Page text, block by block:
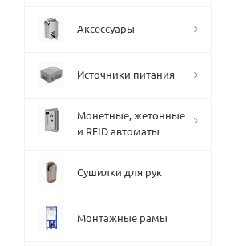
Аксессуары
Источники питания
Монетные, жетонные
и RFID автоматы
Сушилки для рук
Монтажные рамы